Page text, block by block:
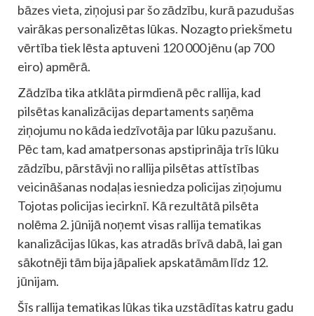
bāzes vieta, ziņojusi par šo zādzību, kurā pazudušas
vairākas personalizētas lūkas. Nozagto priekšmetu
vērtība tiek lēsta aptuveni 120 000 jēnu (ap 700
eiro) apmērā.
Zādzība tika atklāta pirmdienā pēc rallija, kad
pilsētas kanalizācijas departaments saņēma
ziņojumu no kāda iedzīvotāja par lūku pazušanu.
Pēc tam, kad amatpersonas apstiprināja trīs lūku
zādzību, pārstāvji no rallija pilsētas attīstības
veicināšanas nodaļas iesniedza policijas ziņojumu
Tojotas policijas iecirknī. Kā rezultātā pilsēta
nolēma 2. jūnijā noņemt visas rallija tematikas
kanalizācijas lūkas, kas atradās brīvā dabā, lai gan
sākotnēji tām bija jāpaliek apskatāmām līdz 12.
jūnijam.
Šīs rallija tematikas lūkas tika uzstādītas katru gadu